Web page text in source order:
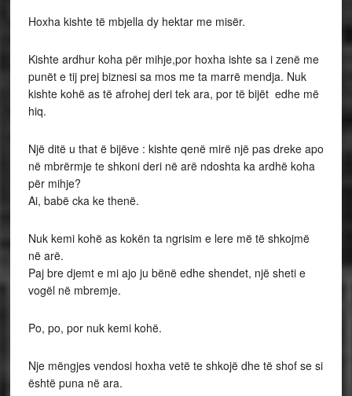
Hoxha kishte të mbjella dy hektar me misër.
Kishte ardhur koha për mihje,por hoxha ishte sa i zenë me
punët e tij prej biznesi sa mos me ta marrë mendja. Nuk
kishte kohë as të afrohej deri tek ara, por të bijët edhe më
hiq.
Një ditë u that ë bijëve : kishte qenë mirë një pas dreke apo
në mbrërmje te shkoni deri në arë ndoshta ka ardhë koha
për mihje?
Ai, babë cka ke thenë.
Nuk kemi kohë as kokën ta ngrisim e lere më të shkojmë
në arë.
Paj bre djemt e mi ajo ju bënë edhe shendet, një sheti e
vogël në mbremje.
Po, po, por nuk kemi kohë.
Nje mëngjes vendosi hoxha vetë te shkojë dhe të shof se si
është puna në ara.